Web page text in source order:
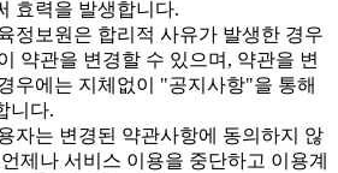
효력을 발생합니다.
정보원은 합리적 사유가 발생한 경우
약관을 변경할 수 있으며, 약관을 변
우에는 지체없이 "공지사항"을 통해
니다.
자는 변경된 약관사항에 동의하지 않
제나 서비스 이용을 중단하고 이용계